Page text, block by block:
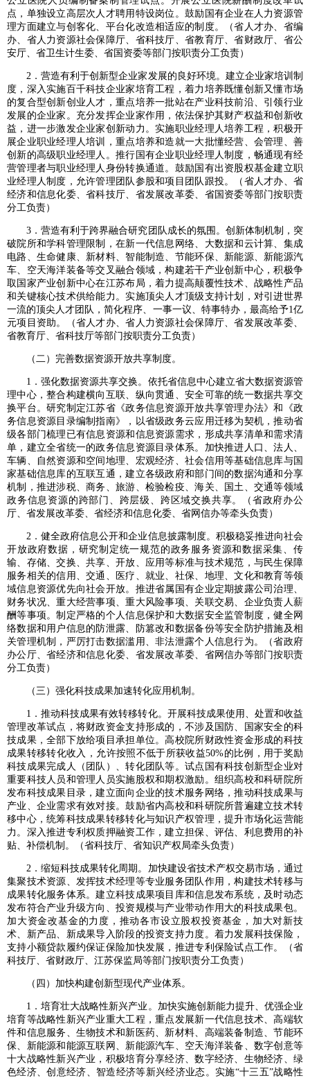
点，单独设立高层次人才聘用特设岗位。鼓励国有企业在人力资源管
理方面建立与创客化、平台化改造相适应的制度。（省人才办、省编
办、省人力资源社会保障厅、省科技厅、省教育厅、省财政厅、省公
安厅、省卫生计生委、省国资委等部门按职责分工负责）
2．营造有利于创新型企业家发展的良好环境。建立企业家培训制
度，深入实施百千科技企业家培育工程，着力培养既懂创新又懂市场
的复合型创新创业人才，重点培养一批站在产业科技前沿、引领行业
发展的企业家。充分发挥企业家作用，依法保护其财产权益和创新收
益，进一步激发企业家创新动力。实施职业经理人培养工程，积极开
展企业职业经理人培训，重点培养和造就一大批懂经营、会管理、善
创新的高级职业经理人。推行国有企业职业经理人制度，畅通现有经
营管理者与职业经理人身份转换通道。鼓励国有出资股权基金建立职
业经理人制度，允许管理团队参股和项目团队跟投。（省人才办、省
经济和信息化委、省科技厅、省发展改革委、省国资委等部门按职责
分工负责）
3．营造有利于跨界融合研究团队成长的氛围。创新体制机制，突
破院所和学科管理限制，在新一代信息网络、大数据和云计算、集成
电路、生命健康、新材料、智能制造、节能环保、新能源、新能源汽
车、空天海洋装备等交叉融合领域，构建若干产业创新中心，积极争
取国家产业创新中心在江苏布局，着力提高颠覆性技术、战略性产品
和关键核心技术供给能力。实施顶尖人才顶级支持计划，对引进世界
一流的顶尖人才团队，简化程序、一事一议、特事特办，最高给予1亿
元项目资助。（省人才办、省人力资源社会保障厅、省发展改革委、
省教育厅、省科技厅等部门按职责分工负责）
（二）完善数据资源开放共享制度。
1．强化数据资源共享交换。依托省信息中心建立省大数据资源管
理中心，整合构建横向互联、纵向贯通、安全可靠的统一数据共享交
换平台。研究制定江苏省《政务信息资源开放共享管理办法》和《政
务信息资源目录编制指南》，以省级政务云应用迁移为契机，推动省
级各部门梳理已有信息资源和信息资源需求，形成共享清单和需求清
单，建立全省统一的政务信息资源目录体系。加快推进人口、法人、
车辆、自然资源和空间地理、宏观经济、社会信用等基础信息库与国
家基础信息库的互联互通，建立各级政府和部门间的数据沟通和分享
机制，推进涉税、商务、旅游、检验检疫、海关、国土、交通等领域
政务信息资源的跨部门、跨层级、跨区域交换共享。（省政府办公
厅、省发展改革委、省经济和信息化委、省网信办等牵头负责）
2．健全政府信息公开和企业信息披露制度。积极稳妥推进向社会
开放政府数据，研究制定统一规范的政务服务资源和数据采集、传
输、存储、交换、共享、开放、应用等标准与技术规范，与民生保障
服务相关的信用、交通、医疗、就业、社保、地理、文化和教育等领
域信息资源优先向社会开放。推进省属国有企业定期披露公司治理、
财务状况、重大经营事项、重大风险事项、关联交易、企业负责人薪
酬等事项。制定严格的个人信息保护和大数据安全监管制度，健全网
络数据和用户信息的防泄露、防篡改和数据备份等安全防护措施及相
关管理机制，严厉打击数据滥用、非法泄露个人信息行为。（省政府
办公厅、省经济和信息化委、省发展改革委、省网信办等部门按职责
分工负责）
（三）强化科技成果加速转化应用机制。
1．推动科技成果有效转移转化。开展科技成果使用、处置和收益
管理改革试点，将财政资金支持形成的，不涉及国防、国家安全的科
技成果，全部下放给项目承担单位。高校院所财政性资金形成的科技
成果转移转化收入，允许按照不低于所获收益50%的比例，用于奖励
科技成果完成人（团队）、转化团队等。试点国有科技创新型企业对
重要科技人员和管理人员实施股权和期权激励。组织高校和科研院所
发布科技成果目录，建立面向企业的技术服务网络，推动科技成果与
产业、企业需求有效对接。鼓励省内高校和科研院所普遍建立技术转
移中心，统筹科技成果转移转化与知识产权管理，提升市场化运营能
力。深入推进专利权质押融资工作，建立担保、评估、利息费用的补
贴、补偿机制。（省科技厅、省知识产权局牵头负责）
2．缩短科技成果转化周期。加快建设省技术产权交易市场，通过
集聚技术资源、发挥技术经理等专业服务团队作用，构建技术转移与
成果转化服务体系。建立科技成果项目库和信息发布系统，及时动态
发布符合产业升级方向、投资规模与产业带动作用大的科技成果包。
加大资金改基金的力度，推动各市设立股权投资基金，加大对新技
术、新产品、新成果导入阶段的投资支持力度。着力发展科技保险，
支持小额贷款履约保证保险加快发展，推进专利保险试点工作。（省
科技厅、省财政厅、江苏保监局等部门按职责分工负责）
（四）加快构建创新型现代产业体系。
1．培育壮大战略性新兴产业。加快实施创新能力提升、优强企业
培育等战略性新兴产业重大工程，重点发展新一代信息技术、高端软
件和信息服务、生物技术和新医药、新材料、高端装备制造、节能环
保、新能源和能源互联网、新能源汽车、空天海洋装备、数字创意等
十大战略性新兴产业，积极培育分享经济、数字经济、生物经济、绿
色经济、创意经济、智造经济等新兴经济业态。实施“十三五”战略性